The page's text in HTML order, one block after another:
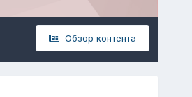
Обзор контента